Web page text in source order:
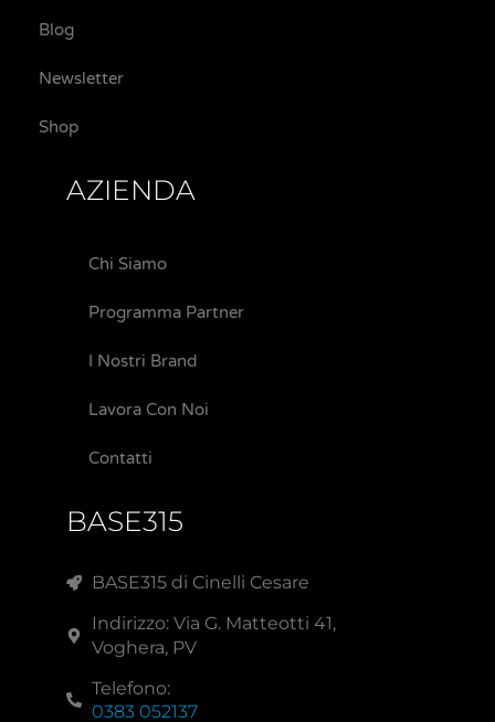
Blog
Newsletter
Shop
AZIENDA
Chi Siamo
Programma Partner
I Nostri Brand
Lavora Con Noi
Contatti
BASE315
BASE315 di Cinelli Cesare
Indirizzo: Via G. Matteotti 41,
Voghera, PV
Telefono:
0383 052137